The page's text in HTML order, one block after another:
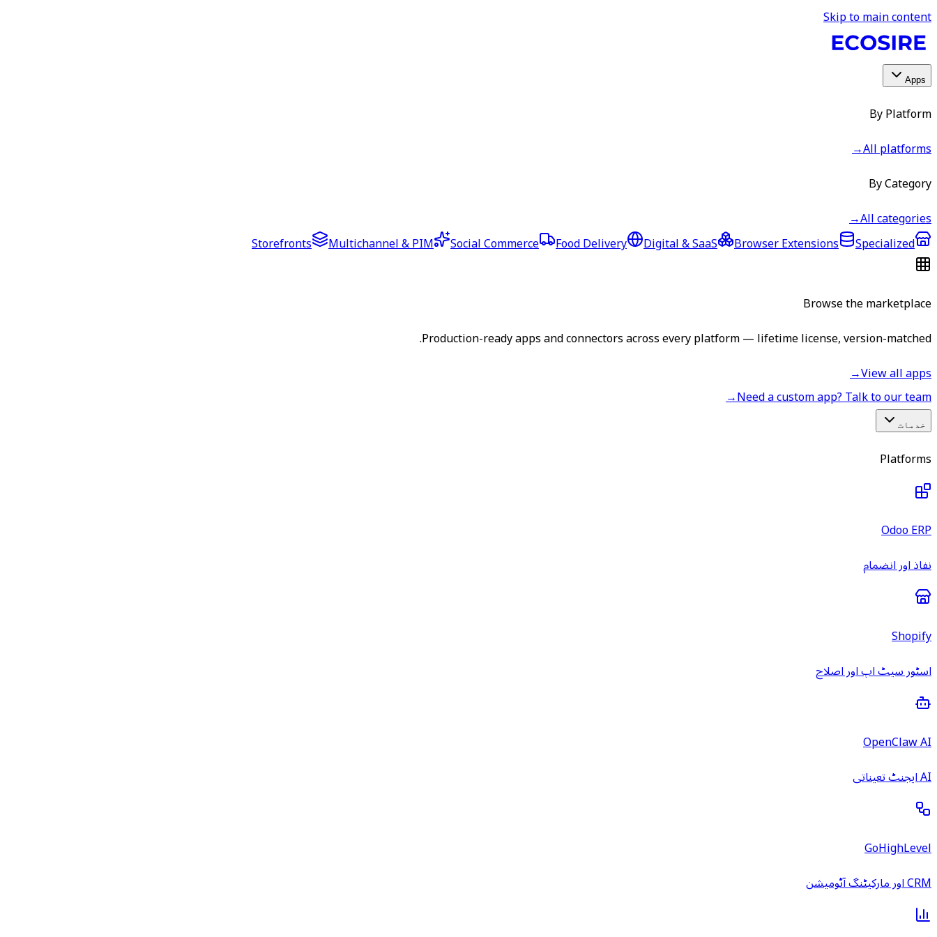
Skip to main content
Apps
By Platform
All platforms
→
By Category
All categories
→
Storefronts
Multichannel & PIM Social Commerce Food Delivery Digital & SaaS Browser Extensions Specialized
Browse the marketplace
Production-ready apps and connectors across every platform — lifetime license, version-matched.
View all apps
→
Need a custom app? Talk to our team
→
خدمات
Platforms
Odoo ERP
نفاذ اور انضمام
Shopify
اسٹور سیٹ اپ اور اصلاح
OpenClaw AI
AI ایجنٹ تعیناتی
GoHighLevel
CRM اور مارکیٹنگ آٹومیشن